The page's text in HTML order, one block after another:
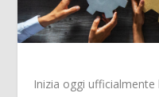
Inizia oggi